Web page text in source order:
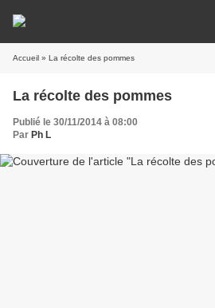
Accueil » La récolte des pommes
La récolte des pommes
Publié le 30/11/2014 à 08:00
Par Ph L